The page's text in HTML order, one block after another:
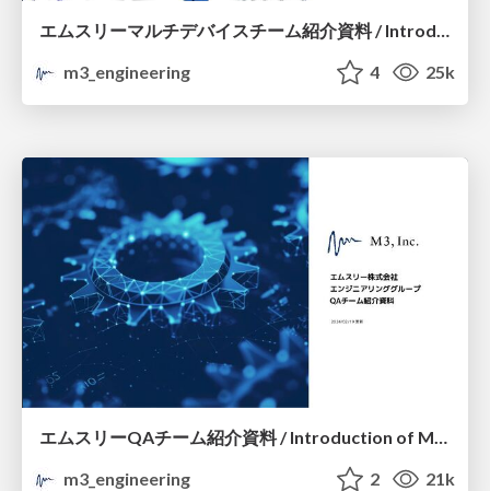
エムスリーマルチデバイスチーム紹介資料 / Introduction of M3 Multi Device Team
m3_engineering
4 25k
エムスリーQAチーム紹介資料 / Introduction of M3 QA Team
m3_engineering
2 21k